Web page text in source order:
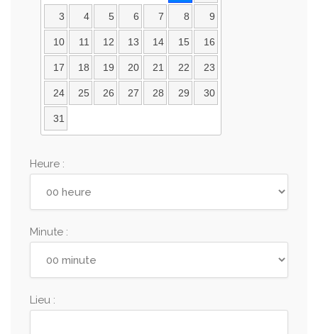
3 4 5 6 7 8 9
10 11 12 13 14 15 16
17 18 19 20 21 22 23
24 25 26 27 28 29 30
31
Heure :
Minute :
Lieu :